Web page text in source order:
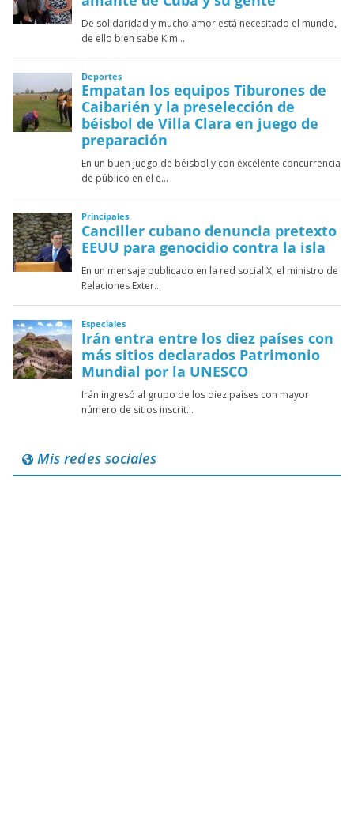
Mis redes sociales